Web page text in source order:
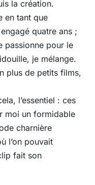
la création.
en tant que
quatre ans ;
passionne pour le
je mélange.
plus de petits films,
l’essentiel : ces
moi un formidable
charnière
l’on pouvait
fait son